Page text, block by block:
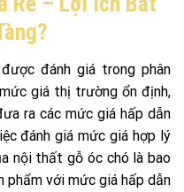
đánh giá trong phân
giá thị trường ổn định,
ra các mức giá hấp dẫn
đánh giá mức giá hợp lý
nội thất gỗ óc chó là bao
phẩm với mức giá hấp dẫn